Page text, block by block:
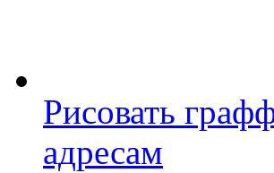
Рисовать
адресам